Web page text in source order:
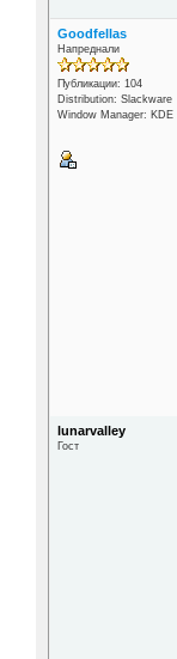
Goodfellas
Напреднали
Публикации: 104
Distribution: Slackware
Window Manager: KDE
lunarvalley
Гост